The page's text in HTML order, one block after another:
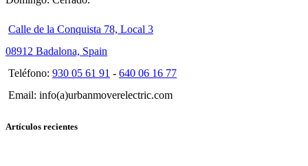
Calle de la Conquista 78, Local 3
08912 Badalona, Spain
Teléfono: 930 05 61 91 - 640 06 16 77
Email: info(a)urbanmoverelectric.com
Artículos recientes